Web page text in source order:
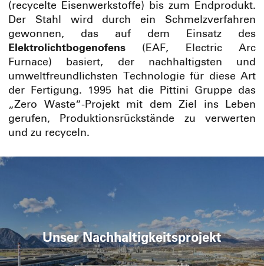
(recycelte Eisenwerkstoffe) bis zum Endprodukt.
Der Stahl wird durch ein Schmelzverfahren
gewonnen, das auf dem Einsatz des
Elektrolichtbogenofens (EAF, Electric Arc
Furnace) basiert, der nachhaltigsten und
umweltfreundlichsten Technologie für diese Art
der Fertigung. 1995 hat die Pittini Gruppe das
„Zero Waste“-Projekt mit dem Ziel ins Leben
gerufen, Produktionsrückstände zu verwerten
und zu recyceln.
Unser Nachhaltigkeitsprojekt